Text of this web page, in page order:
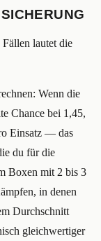
lautet die
Wenn die
Chance bei 1,45,
Einsatz — das
du für die
Boxen mit 2 bis 3
in denen
Durchschnitt
gleichwertiger